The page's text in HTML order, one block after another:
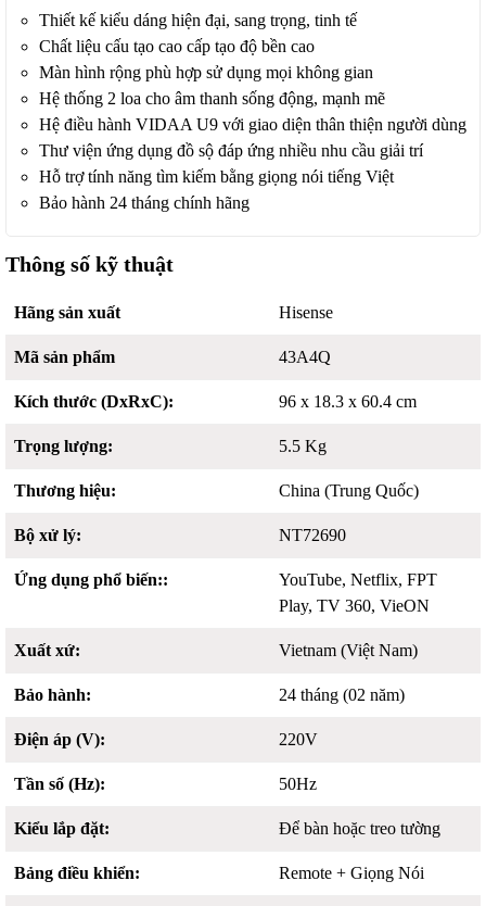
Thiết kế kiểu dáng hiện đại, sang trọng, tinh tế
Chất liệu cấu tạo cao cấp tạo độ bền cao
Màn hình rộng phù hợp sử dụng mọi không gian
Hệ thống 2 loa cho âm thanh sống động, mạnh mẽ
Hệ điều hành VIDAA U9 với giao diện thân thiện người dùng
Thư viện ứng dụng đồ sộ đáp ứng nhiều nhu cầu giải trí
Hỗ trợ tính năng tìm kiếm bằng giọng nói tiếng Việt
Bảo hành 24 tháng chính hãng
Thông số kỹ thuật
Hãng sản xuất Hisense
Mã sản phẩm 43A4Q
Kích thước (DxRxC): 96 x 18.3 x 60.4 cm
Trọng lượng: 5.5 Kg
Thương hiệu: China (Trung Quốc)
Bộ xử lý: NT72690
Ứng dụng phổ biến::
YouTube, Netflix, FPT
Play, TV 360, VieON
Xuất xứ: Vietnam (Việt Nam)
Bảo hành: 24 tháng (02 năm)
Điện áp (V): 220V
Tần số (Hz): 50Hz
Kiểu lắp đặt: Để bàn hoặc treo tường
Bảng điều khiển: Remote + Giọng Nói